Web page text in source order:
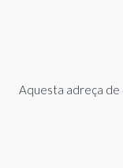
Aquesta adreça de